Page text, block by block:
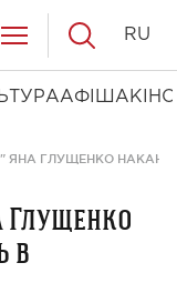
АФІША КІНО
RU
ЯНА ГЛУЩЕНКО
Глущенко
в